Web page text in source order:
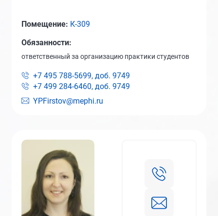
YPFirstov@mephi.ru
Помещение: К-309
Обязанности:
ответственный за организацию практики студентов
+7 495 788-5699, доб. 9749
+7 499 284-6460, доб. 9749